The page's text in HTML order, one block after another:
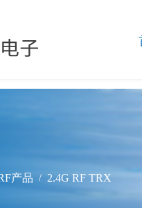
产品 / 2.4G RF TRX